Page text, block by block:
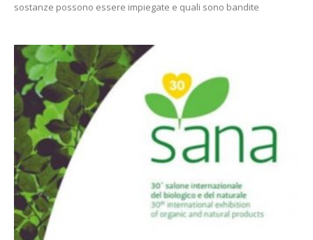
sostanze possono essere impiegate e quali sono bandite